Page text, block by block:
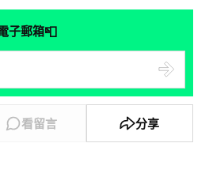
子郵箱📮
看留言 分享